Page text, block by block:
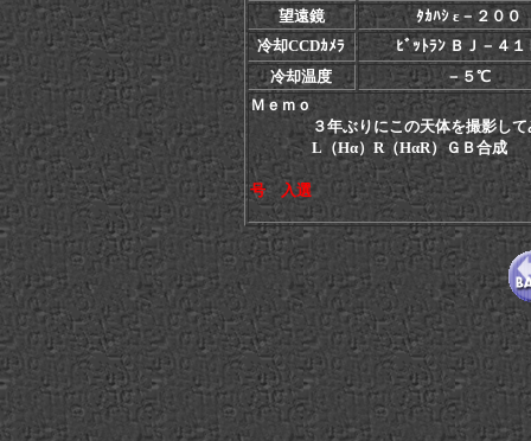
望遠鏡
ﾀｶﾊｼ ε－２００
冷却CCDｶﾒﾗ
ﾋﾞｯﾄﾗﾝ ＢＪ－４１
冷却温度
－５℃
Ｍｅｍｏ
３年ぶりにこの天体を撮影し
L（Hα）R（HαR）ＧＢ合成
号 入選